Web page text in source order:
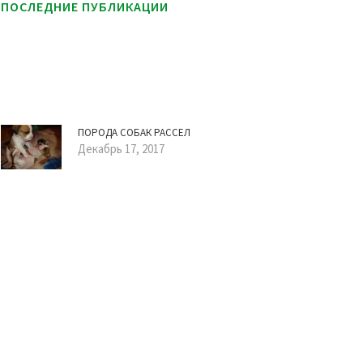
ПОСЛЕДНИЕ ПУБЛИКАЦИИ
ПОРОДА СОБАК РАССЕЛ
Декабрь 17, 2017